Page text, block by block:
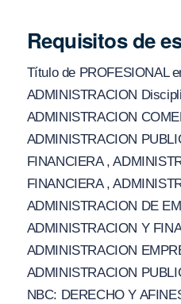
Requisitos de
Título de PROFESIONAL
ADMINISTRACION
ADMINISTRACION
ADMINISTRACION
FINANCIERA ,
FINANCIERA ,
ADMINISTRACION DE
ADMINISTRACION Y
ADMINISTRACION
ADMINISTRACION
NBC: DERECHO Y